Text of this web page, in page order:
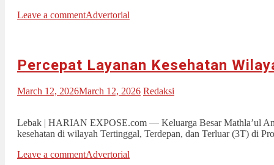
Leave a commentAdvertorial
Percepat Layanan Kesehatan
March 12, 2026March 12, 2026 Redaksi
Lebak | HARIAN EXPOSE.com — Keluarga Besar Mathla’ul
kesehatan di wilayah Tertinggal, Terdepan, dan Terluar (3T) di
Leave a commentAdvertorial